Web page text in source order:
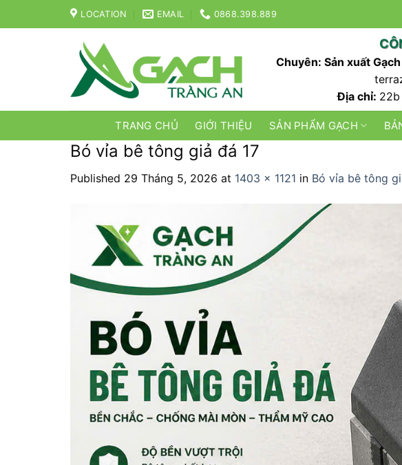
to
LOCATION EMAIL 0868.398.889
Chuyên: Sản xuất
Địa chỉ: 22b
TRANG CHỦ GIỚI THIỆU SẢN PHẨM GẠCH
Bó vỉa bê tông giả đá 17
Published 29 Tháng 5, 2026 at 1403 × 1121 in Bó vỉa bê tông